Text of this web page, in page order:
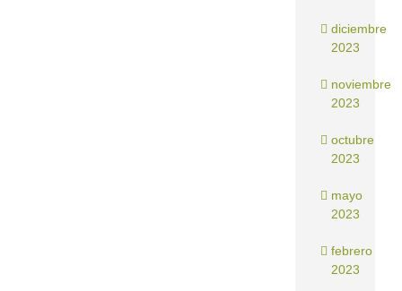
diciembre
2023
noviembre
2023
octubre
2023
mayo
2023
febrero
2023